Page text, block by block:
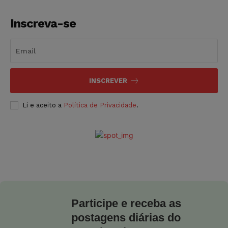
Inscreva-se
INSCREVER
Li e aceito a Política de Privacidade.
Participe e receba as
postagens diárias do